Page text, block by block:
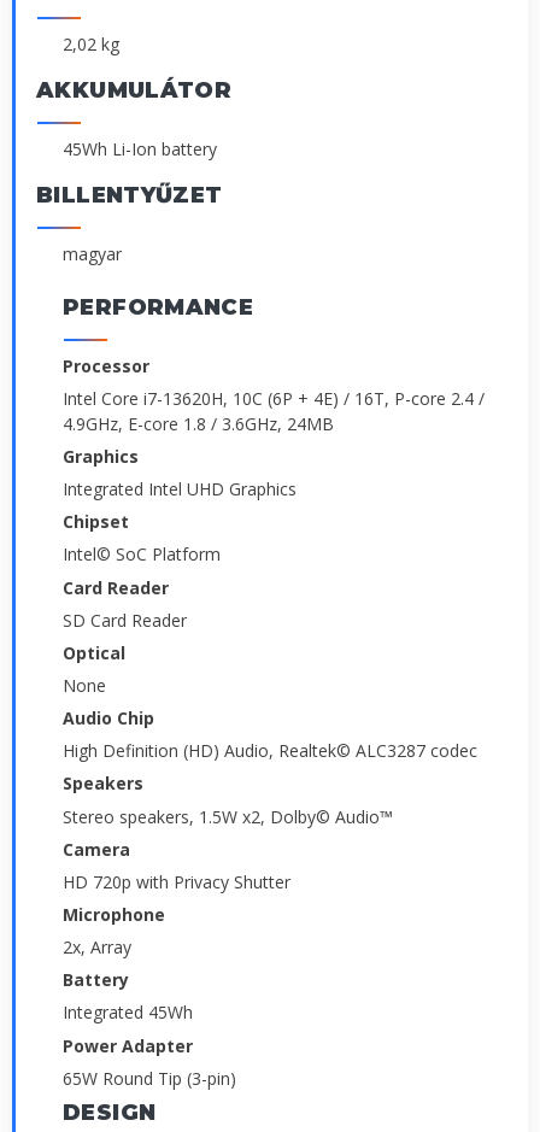
2,02 kg
AKKUMULÁTOR
45Wh Li-Ion battery
BILLENTYŰZET
magyar
PERFORMANCE
Processor
Intel Core i7-13620H, 10C (6P + 4E) / 16T, P-core 2.4 /
4.9GHz, E-core 1.8 / 3.6GHz, 24MB
Graphics
Integrated Intel UHD Graphics
Chipset
Intel© SoC Platform
Card Reader
SD Card Reader
Optical
None
Audio Chip
High Definition (HD) Audio, Realtek© ALC3287 codec
Speakers
Stereo speakers, 1.5W x2, Dolby© Audio™
Camera
HD 720p with Privacy Shutter
Microphone
2x, Array
Battery
Integrated 45Wh
Power Adapter
65W Round Tip (3-pin)
DESIGN